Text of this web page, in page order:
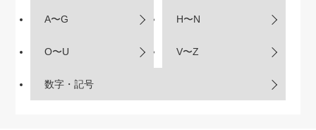
A〜G H〜N
O〜U V〜Z
数字・記号